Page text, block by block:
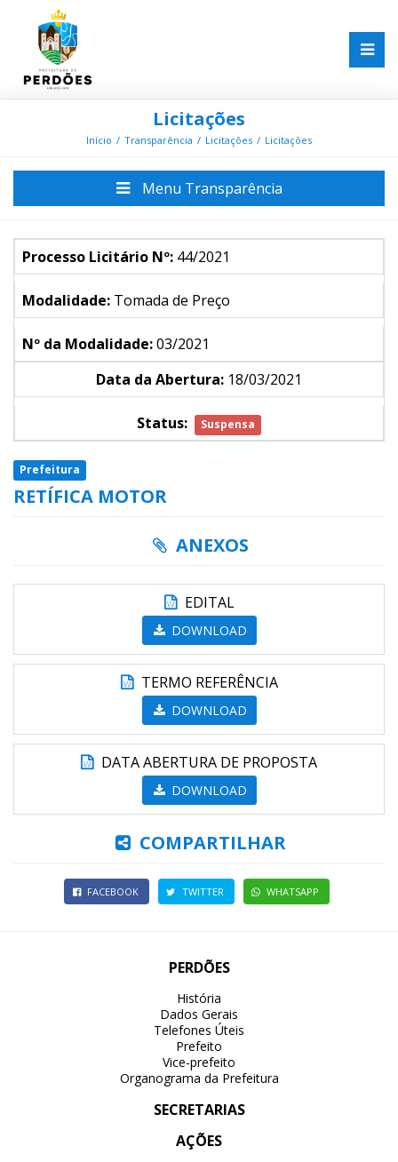
Licitações
Início Transparência Licitações Licitações
Menu Transparência
Processo Licitário Nº: 44/2021
Modalidade: Tomada de Preço
Nº da Modalidade:03/2021
Data da Abertura: 18/03/2021
Status: Suspensa
Prefeitura
RETÍFICA MOTOR
ANEXOS
EDITAL
DOWNLOAD
TERMO REFERÊNCIA
DOWNLOAD
DATA ABERTURA DE PROPOSTA
DOWNLOAD
COMPARTILHAR
FACEBOOK TWITTER WHATSAPP
PERDÕES
História
Dados Gerais
Telefones Úteis
Prefeito
Vice-prefeito
Organograma da Prefeitura
SECRETARIAS
AÇÕES